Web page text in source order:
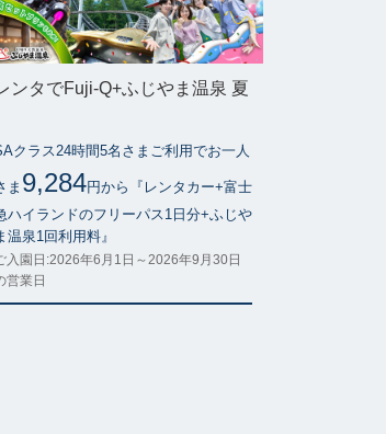
ンタでFuji-Q+ふじやま温泉 夏
クラス24時間5名さまご利用でお一人
ま 9,284円から『レンタカー+富士
ハイランドのフリーパス1日分+ふじや
温泉1回利用料』
入園日:2026年6月1日～2026年9月30日
営業日